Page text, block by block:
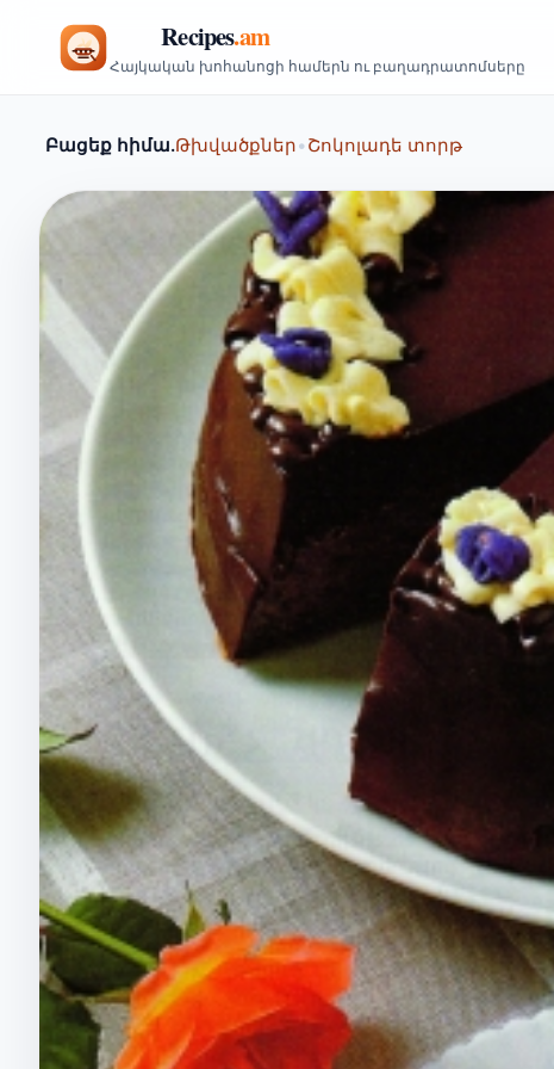
Հայկական խոհանոցի համերն ու բաղադրատոմսերը
Բացեք հիմա.Թխվածքներ•Շոկոլադե տորթ